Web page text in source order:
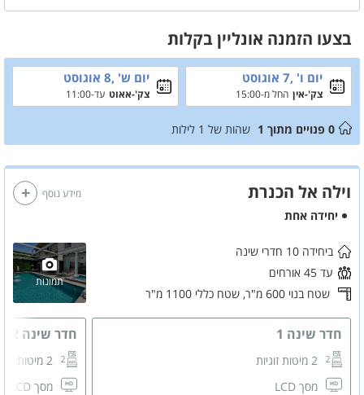
הנשלט בלעדית על ידי האורחים. הוילה מאובזרת בטכנולוגיה חכמה
ובמתקני פנאי מגוונים לכל הגילאים, מה שהופך אותה ליעד מושלם לנופש
סולידי ומפנק בגליל. הזמינו חופשה משפחתית עוד היום!
בצעו הזמנה אונליין בקלות
יום ו' ,7 אוגוסט
צק'-אין החל מ-15:00
יום ש' ,8 אוגוסט
צק'-אאוט עד-11:00
0 פנויים מתוך 1 שהות של 1 לילות
וילה אל הכנרת
יחידה אחת
תמונות
ביחידה 10 חדרי שינה
עד 45 אורחים
שטח בנוי 600 מ"ר,
שטח כללי 1100 מ"ר
חדר שינה 1
2 מיטות זוגיות
מסך LCD
חדר שינה 2
2 מיטות זוגיות
מסך LCD
מידע נוסף